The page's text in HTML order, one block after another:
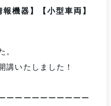
機器】【小型車両】
講いたしました！
ーーーーーーーーーー